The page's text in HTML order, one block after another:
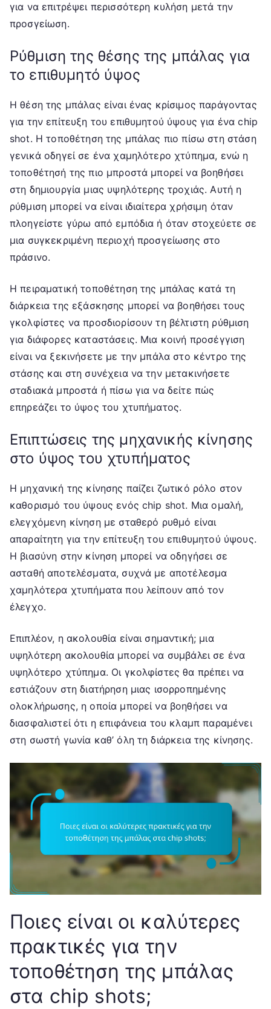
για να επιτρέψει περισσότερη κυλήση μετά την
προσγείωση.
Ρύθμιση της θέσης της μπάλας για
το επιθυμητό ύψος
Η θέση της μπάλας είναι ένας κρίσιμος παράγοντας
για την επίτευξη του επιθυμητού ύψους για ένα chip
shot. Η τοποθέτηση της μπάλας πιο πίσω στη στάση
γενικά οδηγεί σε ένα χαμηλότερο χτύπημα, ενώ η
τοποθέτησή της πιο μπροστά μπορεί να βοηθήσει
στη δημιουργία μιας υψηλότερης τροχιάς. Αυτή η
ρύθμιση μπορεί να είναι ιδιαίτερα χρήσιμη όταν
πλοηγείστε γύρω από εμπόδια ή όταν στοχεύετε σε
μια συγκεκριμένη περιοχή προσγείωσης στο
πράσινο.
Η πειραματική τοποθέτηση της μπάλας κατά τη
διάρκεια της εξάσκησης μπορεί να βοηθήσει τους
γκολφίστες να προσδιορίσουν τη βέλτιστη ρύθμιση
για διάφορες καταστάσεις. Μια κοινή προσέγγιση
είναι να ξεκινήσετε με την μπάλα στο κέντρο της
στάσης και στη συνέχεια να την μετακινήσετε
σταδιακά μπροστά ή πίσω για να δείτε πώς
επηρεάζει το ύψος του χτυπήματος.
Επιπτώσεις της μηχανικής κίνησης
στο ύψος του χτυπήματος
Η μηχανική της κίνησης παίζει ζωτικό ρόλο στον
καθορισμό του ύψους ενός chip shot. Μια ομαλή,
ελεγχόμενη κίνηση με σταθερό ρυθμό είναι
απαραίτητη για την επίτευξη του επιθυμητού ύψους.
Η βιασύνη στην κίνηση μπορεί να οδηγήσει σε
ασταθή αποτελέσματα, συχνά με αποτέλεσμα
χαμηλότερα χτυπήματα που λείπουν από τον
έλεγχο.
Επιπλέον, η ακολουθία είναι σημαντική; μια
υψηλότερη ακολουθία μπορεί να συμβάλει σε ένα
υψηλότερο χτύπημα. Οι γκολφίστες θα πρέπει να
εστιάζουν στη διατήρηση μιας ισορροπημένης
ολοκλήρωσης, η οποία μπορεί να βοηθήσει να
διασφαλιστεί ότι η επιφάνεια του κλαμπ παραμένει
στη σωστή γωνία καθ’ όλη τη διάρκεια της κίνησης.
Ποιες είναι οι καλύτερες
πρακτικές για την
τοποθέτηση της μπάλας
στα chip shots;